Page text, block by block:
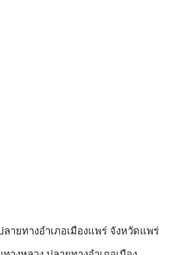
ลายทางอำเภอเมืองแพร่ จังหวัดแพร่